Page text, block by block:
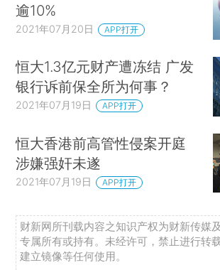
逾10%
2021年07月20日 APP打开
恒大1.3亿元财产遭冻结 广发
银行诉前保全所为何事？
2021年07月19日 APP打开
恒大香港前高管性侵案开庭
涉嫌强奸未遂
2021年07月19日 APP打开
财新网所刊载内容之知识产权为财新传媒
专属所有或持有。未经许可，禁止进行转
建立镜像等任何使用。